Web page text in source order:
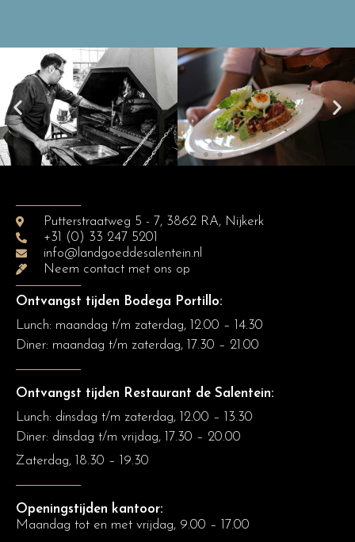
Putterstraatweg 5 - 7, 3862 RA, Nijkerk
+31 (0) 33 247 5201
info@landgoeddesalentein.nl
Neem contact met ons op
Ontvangst tijden Bodega Portillo:
Lunch: maandag t/m zaterdag, 12.00 – 14.30
Diner: maandag t/m zaterdag, 17.30 – 21.00
Ontvangst tijden Restaurant de Salentein:
Lunch: dinsdag t/m zaterdag, 12.00 – 13.30
Diner: dinsdag t/m vrijdag, 17.30 – 20.00
Zaterdag, 18.30 – 19.30
Openingstijden kantoor:
Maandag tot en met vrijdag, 9.00 – 17.00